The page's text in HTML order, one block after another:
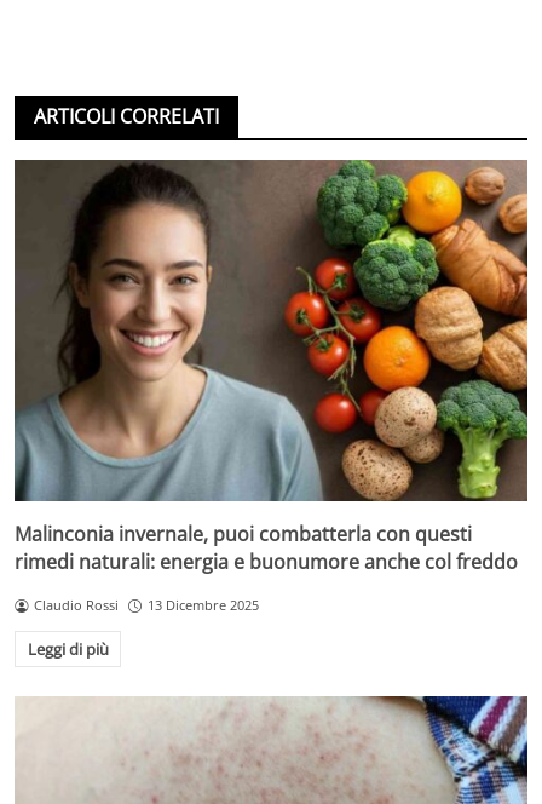
ARTICOLI CORRELATI
Malinconia invernale, puoi combatterla con questi
rimedi naturali: energia e buonumore anche col freddo
Claudio Rossi 13 Dicembre 2025
Leggi di più